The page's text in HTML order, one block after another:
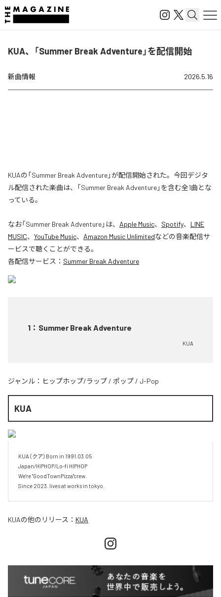
KUA、「Summer Break Adventure」を配信開始
新曲情報 2026.5.16
KUAの「Summer Break Adventure」が配信開始された。今回デジタ
ル配信された楽曲は、「Summer Break Adventure」を含む全1曲とな
っている。
なお「Summer Break Adventure」は、 Apple Music、 Spotify、 LINE
MUSIC、 YouTube Music、 Amazon Music Unlimitedなどの音楽配信サ
ービスで聴くことができる。
各配信サービス： Summer Break Adventure
1 ： Summer Break Adventure
KUA
ジャンル： ヒップホップ/ラップ / ポップ / J-Pop
KUA
KUA（クア）Born in 1991.03.05
Japan/HIPHOP/Lo-fi HIPHOP
We're "GoodTownPizza"crew.
KUAの他のリリース： KUA